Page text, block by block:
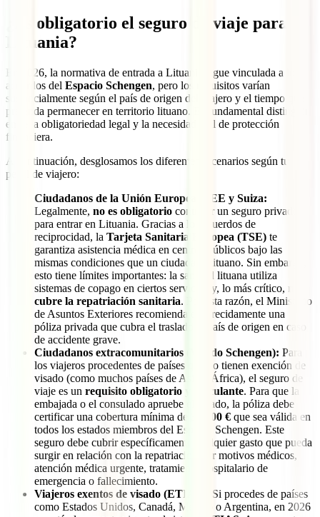
¿Es obligatorio el seguro de viaje para
Lituania?
En 2026, la normativa de entrada a Lituania sigue vinculada a los
acuerdos del Espacio Schengen, pero los requisitos varían
sustancialmente según el país de origen del viajero y el tiempo que
pretenda permanecer en territorio lituano. Es fundamental distinguir
entre la obligatoriedad legal y la necesidad real de protección
financiera.
A continuación, desglosamos los diferentes escenarios según tu
perfil de viajero:
Ciudadanos de la Unión Europea, EEE y Suiza:
Legalmente, no es obligatorio contratar un seguro privado
para entrar en Lituania. Gracias a los acuerdos de
reciprocidad, la Tarjeta Sanitaria Europea (TSE) te
garantiza asistencia médica en centros públicos bajo las
mismas condiciones que un ciudadano lituano. Sin embargo,
esto tiene límites importantes: la sanidad lituana utiliza
sistemas de copago en ciertos servicios y, lo más crítico, no
cubre la repatriación sanitaria. Por esta razón, el Ministerio
de Asuntos Exteriores recomienda encarecidamente una
póliza privada que cubra el traslado al país de origen en caso
de accidente grave.
Ciudadanos extracomunitarios (Visado Schengen): Para
los viajeros procedentes de países que no tienen exención de
visado (como muchos países de Asia y África), el seguro de
viaje es un requisito obligatorio y vinculante. Para que la
embajada o el consulado apruebe el visado, la póliza debe
certificar una cobertura mínima de
30.000 € que sea válida en
todos los estados miembros del Espacio Schengen. Este
seguro debe cubrir específicamente cualquier gasto que pueda
surgir en relación con la repatriación por motivos médicos,
atención médica urgente, tratamiento hospitalario de
emergencia o fallecimiento.
Viajeros exentos de visado (ETIAS):
Si procedes de países
como Estados Unidos, Canadá, México o Argentina, en 2026